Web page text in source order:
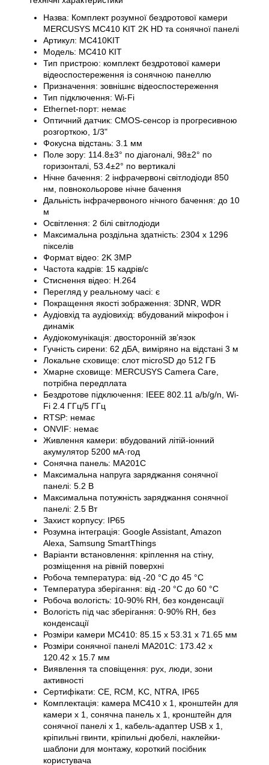
Назва: Комплект розумної бездротової камери
MERCUSYS MC410 KIT 2K HD та сонячної панелі
Артикул: MC410KIT
Модель: MC410 KIT
Тип пристрою: комплект бездротової камери
відеоспостереження із сонячною панеллю
Призначення: зовнішнє відеоспостереження
Тип підключення: Wi-Fi
Ethernet-порт: немає
Оптичний датчик: CMOS-сенсор із прогресивною
розгорткою, 1/3"
Фокусна відстань: 3.1 мм
Поле зору: 114.8±3° по діагоналі, 98±2° по
горизонталі, 53.4±2° по вертикалі
Нічне бачення: 2 інфрачервоні світлодіоди 850
нм, повнокольорове нічне бачення
Дальність інфрачервоного нічного бачення: до 10
м
Освітлення: 2 білі світлодіоди
Максимальна роздільна здатність: 2304 x 1296
пікселів
Формат відео: 2K 3MP
Частота кадрів: 15 кадрів/с
Стиснення відео: H.264
Перегляд у реальному часі: є
Покращення якості зображення: 3DNR, WDR
Аудіовхід та аудіовихід: вбудований мікрофон і
динамік
Аудіокомунікація: двосторонній зв’язок
Гучність сирени: 62 дБА, виміряно на відстані 3 м
Локальне сховище: слот microSD до 512 ГБ
Хмарне сховище: MERCUSYS Camera Care,
потрібна передплата
Бездротове підключення: IEEE 802.11 a/b/g/n, Wi-
Fi 2.4 ГГц/5 ГГц
RTSP: немає
ONVIF: немає
Живлення камери: вбудований літій-іонний
акумулятор 5200 мА·год
Сонячна панель: MA201C
Максимальна напруга заряджання сонячної
панелі: 5.2 В
Максимальна потужність заряджання сонячної
панелі: 2.5 Вт
Захист корпусу: IP65
Розумна інтеграція: Google Assistant, Amazon
Alexa, Samsung SmartThings
Варіанти встановлення: кріплення на стіну,
розміщення на рівній поверхні
Робоча температура: від -20 °C до 45 °C
Температура зберігання: від -20 °C до 60 °C
Робоча вологість: 10-90% RH, без конденсації
Вологість під час зберігання: 0-90% RH, без
конденсації
Розміри камери MC410: 85.15 x 53.31 x 71.65 мм
Розміри сонячної панелі MA201C: 173.42 x
120.42 x 15.7 мм
Виявлення та сповіщення: рух, люди, зони
активності
Сертифікати: CE, RCM, KC, NTRA, IP65
Комплектація: камера MC410 x 1, кронштейн для
камери x 1, сонячна панель x 1, кронштейн для
сонячної панелі x 1, кабель-адаптер USB x 1,
кріпильні гвинти, кріпильні дюбелі, наклейки-
шаблони для монтажу, короткий посібник
користувача